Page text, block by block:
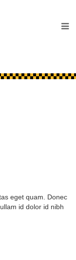
eget quam. Donec
id dolor id nibh